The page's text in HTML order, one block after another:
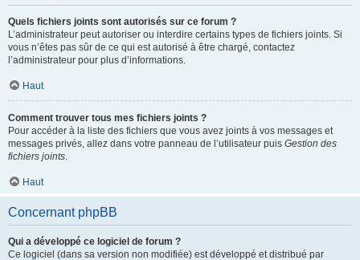
Quels fichiers joints sont autorisés sur ce forum ?
L’administrateur peut autoriser ou interdire certains types de fichiers joints. Si
vous n’êtes pas sûr de ce qui est autorisé à être chargé, contactez
l’administrateur pour plus d’informations.
Haut
Comment trouver tous mes fichiers joints ?
Pour accéder à la liste des fichiers que vous avez joints à vos messages et
messages privés, allez dans votre panneau de l’utilisateur puis Gestion des
fichiers joints.
Haut
Concernant phpBB
Qui a développé ce logiciel de forum ?
Ce logiciel (dans sa version non modifiée) est développé et distribué par